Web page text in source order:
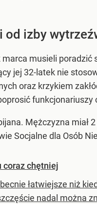
od izby
musieli
jej 32-latek nie
oraz krzykiem
funkcjonariuszy
Mężczyzna
Socjalne dla Osób
coraz chętniej
łatwiejsze niż
nadal można